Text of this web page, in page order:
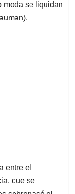
moda se liquidan
entre el
que se